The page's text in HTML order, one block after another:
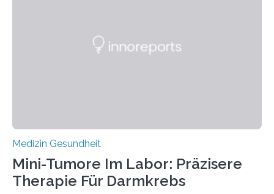
Medizin Gesundheit
Mini-Tumore Im Labor: Präzisere
Therapie Für Darmkrebs